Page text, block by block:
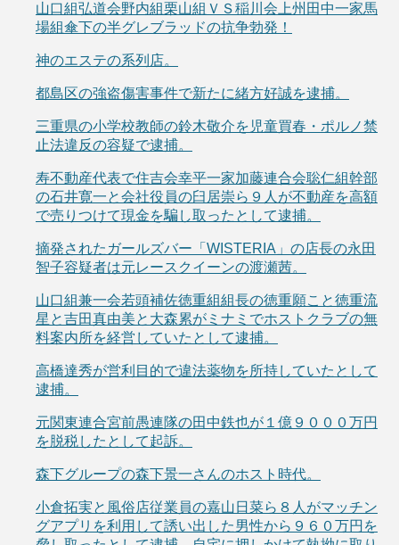
山口組弘道会野内組栗山組ＶＳ稲川会上州田中一家馬
場組傘下の半グレブラッドの抗争勃発！
神のエステの系列店。
都島区の強盗傷害事件で新たに緒方好誠を逮捕。
三重県の小学校教師の鈴木敬介を児童買春・ポルノ禁
止法違反の容疑で逮捕。
寿不動産代表で住吉会幸平一家加藤連合会聡仁組幹部
の石井寛一と会社役員の臼居崇ら９人が不動産を高額
で売りつけて現金を騙し取ったとして逮捕。
摘発されたガールズバー「WISTERIA」の店長の永田
智子容疑者は元レースクイーンの渡瀬茜。
山口組兼一会若頭補佐徳重組組長の徳重願こと徳重流
星と吉田真由美と大森累がミナミでホストクラブの無
料案内所を経営していたとして逮捕。
高橋達秀が営利目的で違法薬物を所持していたとして
逮捕。
元関東連合宮前愚連隊の田中鉄也が１億９０００万円
を脱税したとして起訴。
森下グループの森下景一さんのホスト時代。
小倉拓実と風俗店従業員の嘉山日菜ら８人がマッチン
グアプリを利用して誘い出した男性から９６０万円を